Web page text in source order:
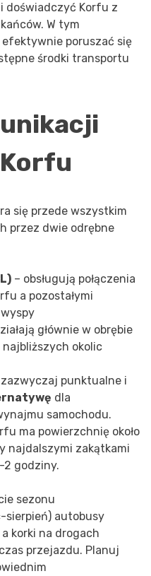
doświadczyć Korfu z
W tym
poruszać się
środki transportu
się przede wszystkim
przez dwie odrębne
– obsługują połączenia
a pozostałymi
głównie w obrębie
okolic
punktualne i
dla
samochodu.
ma powierzchnię około
najdalszymi zakątkami
2 godziny.
sezonu
autobusy
korki na drogach
przejazdu. Planuj